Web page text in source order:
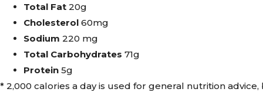
Total Fat 20g
Cholesterol 60mg
Sodium 220 mg
Total Carbohydrates 71g
Protein 5g
* 2,000 calories a day is used for general nutrition